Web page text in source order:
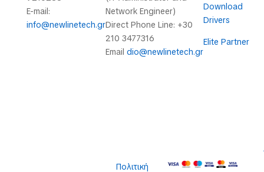
E-mail:
info@newlinetech.gr
Network Engineer)
Direct Phone Line: +30
210 3477316
Email dio@newlinetech.gr
Download
Drivers
Elite Partner
Πολιτική